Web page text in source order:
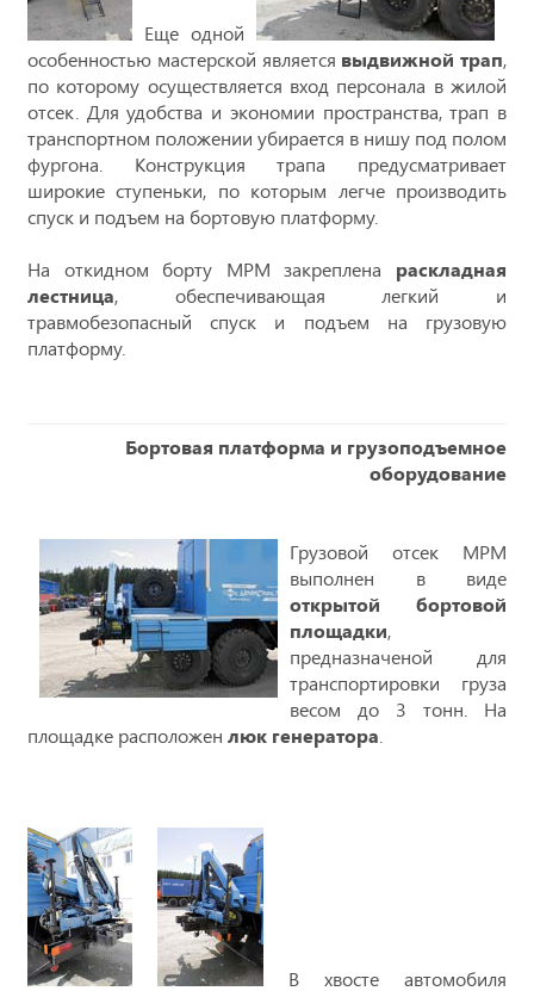
Еще одной
особенностью мастерской является выдвижной трап,
по которому осуществляется вход персонала в жилой
отсек. Для удобства и экономии пространства, трап в
транспортном положении убирается в нишу под полом
фургона. Конструкция трапа предусматривает
широкие ступеньки, по которым легче производить
спуск и подъем на бортовую платформу.
На откидном борту МРМ закреплена раскладная
лестница, обеспечивающая легкий и
травмобезопасный спуск и подъем на грузовую
платформу.
Бортовая платформа и грузоподъемное
оборудование
Грузовой отсек МРМ
выполнен в виде
открытой бортовой
площадки,
предназначеной для
транспортировки груза
весом до 3 тонн. На
площадке расположен люк генератора
В хвосте автомобиля